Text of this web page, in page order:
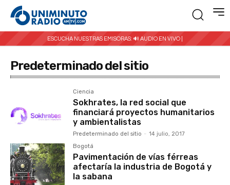
ESCUCHA NUESTRAS EMISORAS: 🔊 AUDIO EN VIVO |
Predeterminado del sitio
Ciencia
Sokhrates, la red social que
financiará proyectos humanitarios
y ambientalistas
Predeterminado del sitio - 14 julio, 2017
Bogotá
Pavimentación de vías férreas
afectaría la industria de Bogotá y
la sabana